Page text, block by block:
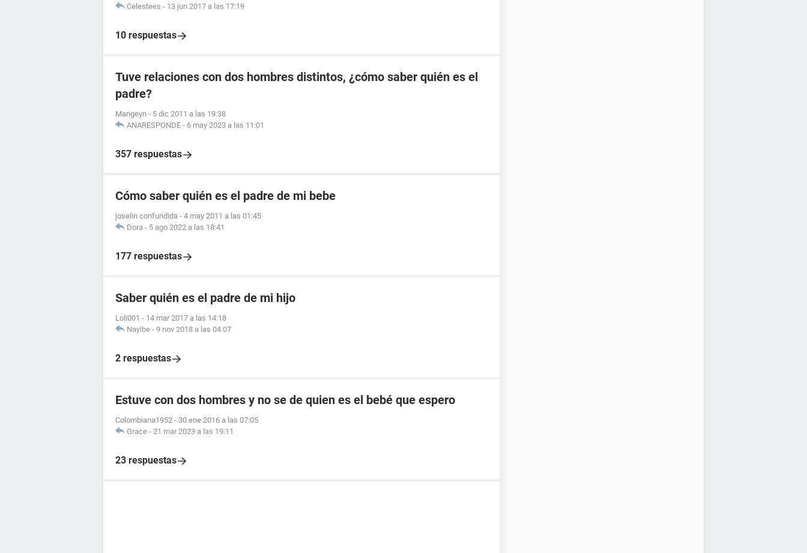
Celestees - 13 jun 2017 a las 17:19
10 respuestas
Tuve relaciones con dos hombres distintos, ¿cómo saber quién es el
padre?
Marigeyn - 5 dic 2011 a las 19:38
ANARESPONDE - 6 may 2023 a las 11:01
357 respuestas
Cómo saber quién es el padre de mi bebe
joselin confundida - 4 may 2011 a las 01:45
Dora - 5 ago 2022 a las 18:41
177 respuestas
Saber quién es el padre de mi hijo
Loli001 - 14 mar 2017 a las 14:18
Nayibe - 9 nov 2018 a las 04:07
2 respuestas
Estuve con dos hombres y no se de quien es el bebé que espero
Colombiana1952 - 30 ene 2016 a las 07:05
Grace - 21 mar 2023 a las 19:11
23 respuestas